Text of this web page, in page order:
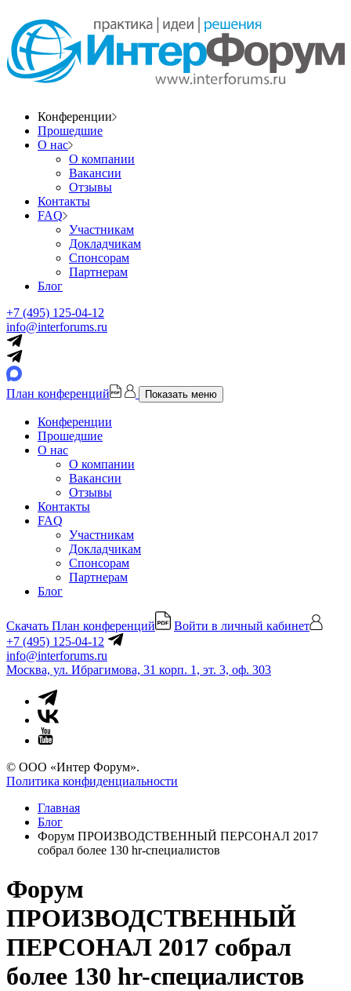
Конференции
Прошедшие
О нас
О компании
Вакансии
Отзывы
Контакты
FAQ
Участникам
Докладчикам
Спонсорам
Партнерам
Блог
+7 (495) 125-04-12
info@interforums.ru
План конференций Показать меню
Конференции
Прошедшие
О нас
О компании
Вакансии
Отзывы
Контакты
FAQ
Участникам
Докладчикам
Спонсорам
Партнерам
Блог
Скачать План конференций
Войти в личный кабинет
+7 (495) 125-04-12
info@interforums.ru
Москва, ул. Ибрагимова, 31 корп. 1, эт. 3, оф. 303
© ООО «Интер Форум».
Политика конфиденциальности
Главная
Блог
Форум ПРОИЗВОДСТВЕННЫЙ ПЕРСОНАЛ 2017
собрал более 130 hr-специалистов
Форум
ПРОИЗВОДСТВЕННЫЙ
ПЕРСОНАЛ 2017 собрал
более 130 hr-специалистов